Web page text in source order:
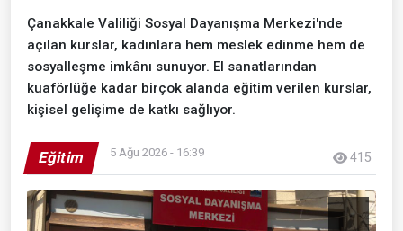
Çanakkale Valiliği Sosyal Dayanışma Merkezi'nde
açılan kurslar, kadınlara hem meslek edinme hem de
sosyalleşme imkânı sunuyor. El sanatlarından
kuaförlüğe kadar birçok alanda eğitim verilen kurslar,
kişisel gelişime de katkı sağlıyor.
Eğitim 5 Ağu 2026 - 16:39 415